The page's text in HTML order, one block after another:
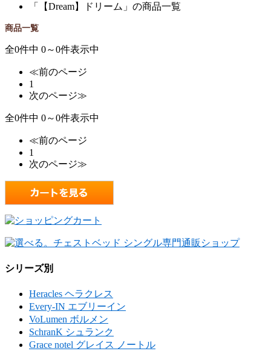
「【Dream】ドリーム」の商品一覧
商品一覧
全0件中 0～0件表示中
≪前のページ
1
次のページ≫
全0件中 0～0件表示中
≪前のページ
1
次のページ≫
シリーズ別
Heracles ヘラクレス
Every-IN エブリーイン
VoLumen ボルメン
SchranK シュランク
Grace notel グレイス ノートル